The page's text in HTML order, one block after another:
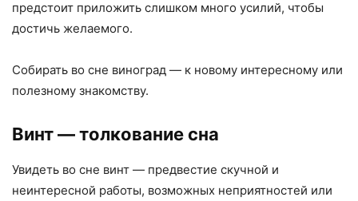
предстоит приложить слишком много усилий, чтобы
достичь желаемого.
Собирать во сне виноград — к новому интересному или
полезному знакомству.
Винт— толкование сна
Увидеть во сне винт — предвестие скучной и
неинтересной работы, возможных неприятностей или